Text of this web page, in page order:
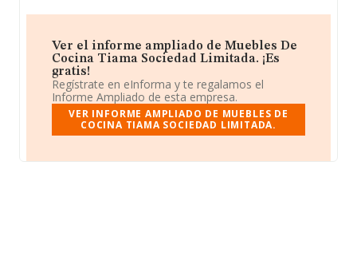
Ver el informe ampliado de Muebles De
Cocina Tiama Sociedad Limitada. ¡Es
gratis!
Regístrate en eInforma y te regalamos el
Informe Ampliado de esta empresa.
VER INFORME AMPLIADO DE MUEBLES DE
COCINA TIAMA SOCIEDAD LIMITADA.